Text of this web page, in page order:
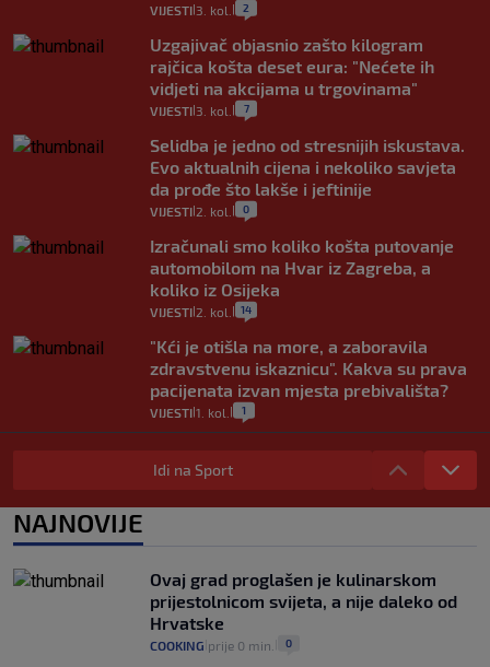
VIJESTI 3. kol. 2
Uzgajivač objasnio zašto kilogram
rajčica košta deset eura: "Nećete ih
vidjeti na akcijama u trgovinama"
VIJESTI 3. kol. 7
Selidba je jedno od stresnijih iskustava.
Evo aktualnih cijena i nekoliko savjeta
da prođe što lakše i jeftinije
VIJESTI 2. kol. 0
Izračunali smo koliko košta putovanje
automobilom na Hvar iz Zagreba, a
koliko iz Osijeka
VIJESTI 2. kol. 14
"Kći je otišla na more, a zaboravila
zdravstvenu iskaznicu". Kakva su prava
pacijenata izvan mjesta prebivališta?
VIJESTI 1. kol. 1
Provjerili smo "što ćemo onda" ako
Plenković na 15 dana ukine mjere: "Ne bi
se dogodilo ništa. Vlada se zaljubila u te
intervencije"
Analitičar o Mostu: Oni su u yin-yang
poziciji i imaju drugog najpoznatijeg
bravara u povijesti Hrvatske
Idi na Sport
NAJNOVIJE
Ovaj grad proglašen je kulinarskom
prijestolnicom svijeta, a nije daleko od
Hrvatske
COOKING prije 0 min. 0